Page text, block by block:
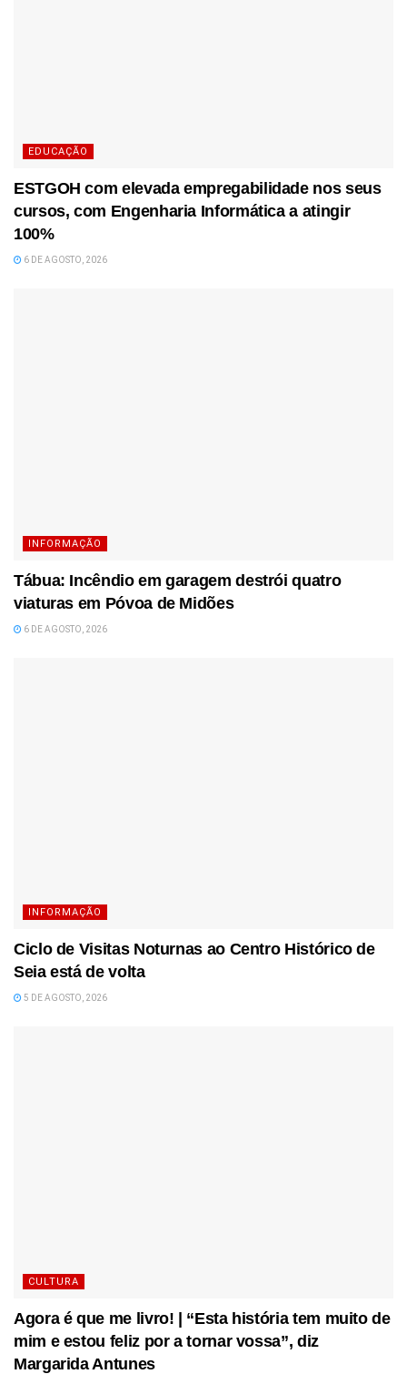
EDUCAÇÃO
ESTGOH com elevada empregabilidade nos seus
cursos, com Engenharia Informática a atingir
100%
6 DE AGOSTO, 2026
INFORMAÇÃO
Tábua: Incêndio em garagem destrói quatro
viaturas em Póvoa de Midões
6 DE AGOSTO, 2026
INFORMAÇÃO
Ciclo de Visitas Noturnas ao Centro Histórico de
Seia está de volta
5 DE AGOSTO, 2026
CULTURA
Agora é que me livro! | “Esta história tem muito de
mim e estou feliz por a tornar vossa”, diz
Margarida Antunes